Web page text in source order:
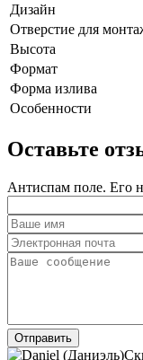
Дизайн
Отверстие для
Высота
Формат
Форма излива
Особенности
Оставьте
Антиспам поле. Его